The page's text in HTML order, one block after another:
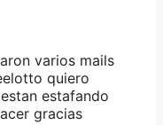
varios mails
quiero
estafando
gracias